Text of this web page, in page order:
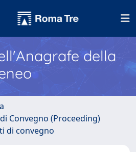
della
Convegno (Proceeding)
di convegno